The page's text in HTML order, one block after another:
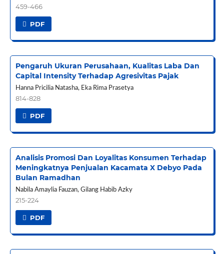
459-466
PDF
Pengaruh Ukuran Perusahaan, Kualitas Laba Dan
Capital Intensity Terhadap Agresivitas Pajak
Hanna Pricilia Natasha, Eka Rima Prasetya
814-828
PDF
Analisis Promosi Dan Loyalitas Konsumen Terhadap
Meningkatnya Penjualan Kacamata X Debyo Pada
Bulan Ramadhan
Nabila Amaylia Fauzan, Gilang Habib Azky
215-224
PDF